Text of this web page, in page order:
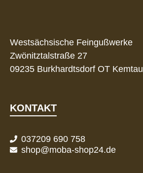
Westsächsische Feingußwerke
Zwönitztalstraße 27
09235 Burkhardtsdorf OT Kemtau
KONTAKT
037209 690 758
shop@moba-shop24.de